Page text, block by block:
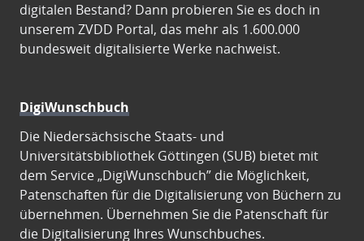
digitalen Bestand? Dann probieren Sie es doch in
unserem ZVDD Portal, das mehr als 1.600.000
bundesweit digitalisierte Werke nachweist.
DigiWunschbuch
Die Niedersächsische Staats- und
Universitätsbibliothek Göttingen (SUB) bietet mit
dem Service „DigiWunschbuch” die Möglichkeit,
Patenschaften für die Digitalisierung von Büchern zu
übernehmen. Übernehmen Sie die Patenschaft für
die Digitalisierung Ihres Wunschbuches.